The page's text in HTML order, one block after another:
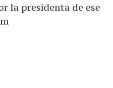
la presidenta de ese